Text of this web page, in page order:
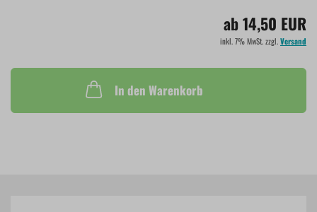
ab 14,50 EUR
inkl. 7% MwSt. zzgl.Versand
In den Warenkorb